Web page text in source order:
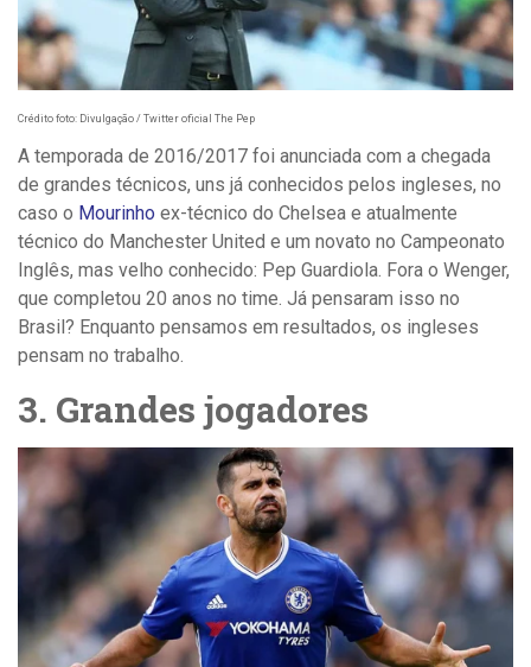
Crédito foto: Divulgação / Twitter oficial The Pep
A temporada de 2016/2017 foi anunciada com a chegada
de grandes técnicos, uns já conhecidos pelos ingleses, no
caso o Mourinho ex-técnico do Chelsea e atualmente
técnico do Manchester United e um novato no Campeonato
Inglês, mas velho conhecido: Pep Guardiola. Fora o Wenger,
que completou 20 anos no time. Já pensaram isso no
Brasil? Enquanto pensamos em resultados, os ingleses
pensam no trabalho.
3. Grandes jogadores